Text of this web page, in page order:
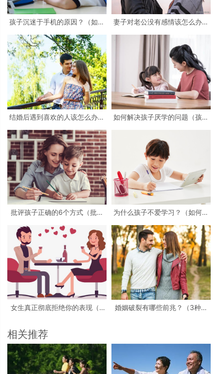
孩子沉迷于手机的原因？（如何
妻子对老公没有感情该怎么办？
结婚后遇到喜欢的人该怎么办？
如何解决孩子厌学的问题（孩子
批评孩子正确的6个方式（批评
为什么孩子不爱学习？（如何改
女生真正彻底拒绝你的表现（5
婚姻破裂有哪些前兆？（3种情
相关推荐